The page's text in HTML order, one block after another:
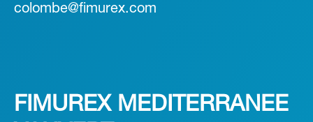
colombe@fimurex.com
FIMUREX MEDITERRANEE